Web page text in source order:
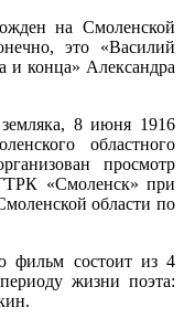
на Смоленской
это «Василий
и конца» Александра
8 июня 1916
областного
просмотр
«Смоленск» при
области по
фильм состоит из 4
жизни поэта: